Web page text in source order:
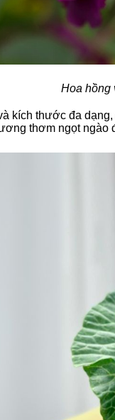
Hoa hồng
kích thước đa
thơm ngọt ngào